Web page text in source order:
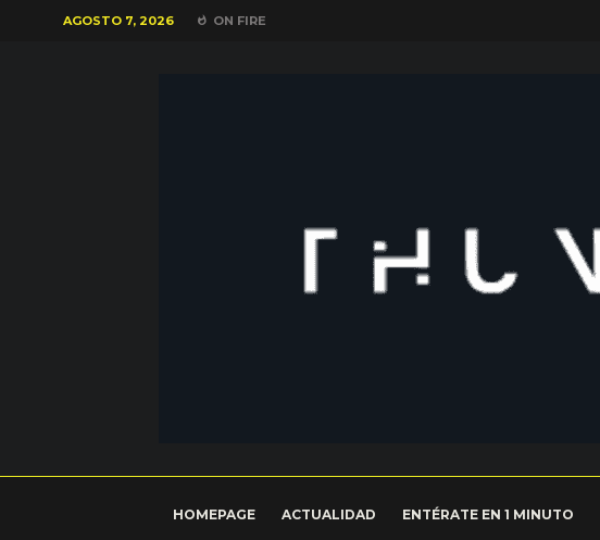
AGOSTO 7, 2026 ON FIRE
HOMEPAGE ACTUALIDAD ENTÉRATE EN 1 MINUTO